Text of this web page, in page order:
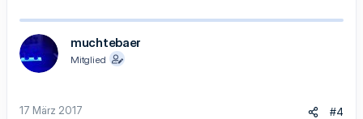
muchtebaer
Mitglied
17 März 2017 #4